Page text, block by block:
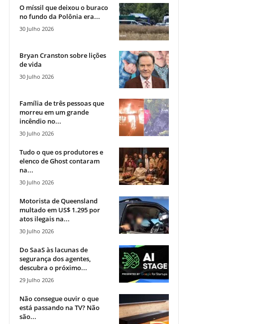
O míssil que deixou o buraco
no fundo da Polônia era...
30 Julho 2026
Bryan Cranston sobre lições
de vida
30 Julho 2026
Família de três pessoas que
morreu em um grande
incêndio no...
30 Julho 2026
Tudo o que os produtores e
elenco de Ghost contaram
na...
30 Julho 2026
Motorista de Queensland
multado em US$ 1.295 por
atos ilegais na...
30 Julho 2026
Do SaaS às lacunas de
segurança dos agentes,
descubra o próximo...
29 Julho 2026
Não consegue ouvir o que
está passando na TV? Não
são...